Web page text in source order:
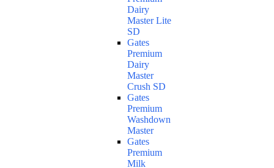
Dairy
Master Lite
SD
Gates
Premium
Dairy
Master
Crush SD
Gates
Premium
Washdown
Master
Gates
Premium
Milk